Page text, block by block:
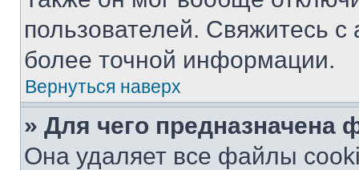
пользователей. Свяжитесь
более точной информации.
Вернуться наверх
» Для чего предназначена
Она удаляет все файлы